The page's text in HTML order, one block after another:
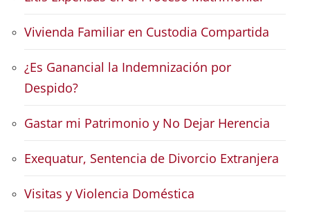
Vivienda Familiar en Custodia Compartida
¿Es Ganancial la Indemnización por
Despido?
Gastar mi Patrimonio y No Dejar Herencia
Exequatur, Sentencia de Divorcio Extranjera
Visitas y Violencia Doméstica